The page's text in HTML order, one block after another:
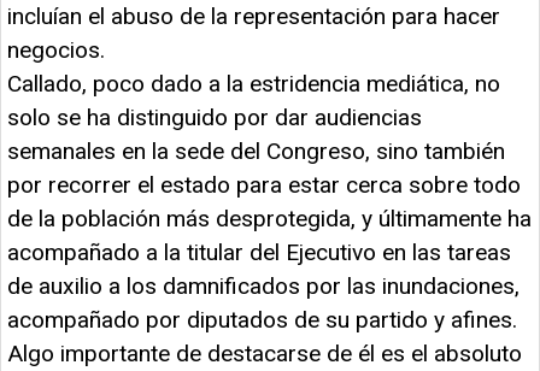
incluían el abuso de la representación para hacer
negocios.
Callado, poco dado a la estridencia mediática, no
solo se ha distinguido por dar audiencias
semanales en la sede del Congreso, sino también
por recorrer el estado para estar cerca sobre todo
de la población más desprotegida, y últimamente ha
acompañado a la titular del Ejecutivo en las tareas
de auxilio a los damnificados por las inundaciones,
acompañado por diputados de su partido y afines.
Algo importante de destacarse de él es el absoluto